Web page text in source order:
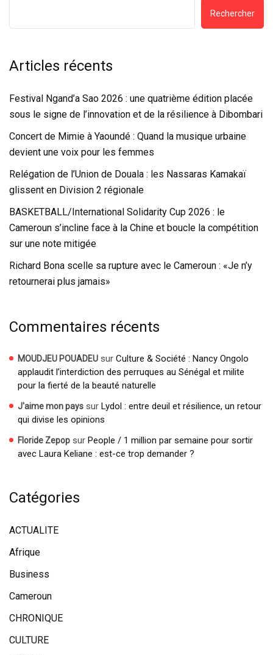
Rechercher
Articles récents
Festival Ngand’a Sao 2026 : une quatrième édition placée
sous le signe de l’innovation et de la résilience à Dibombari
Concert de Mimie à Yaoundé : Quand la musique urbaine
devient une voix pour les femmes
Relégation de l’Union de Douala : les Nassaras Kamakaï
glissent en Division 2 régionale
BASKETBALL/International Solidarity Cup 2026 : le
Cameroun s’incline face à la Chine et boucle la compétition
sur une note mitigée
Richard Bona scelle sa rupture avec le Cameroun : «Je n’y
retournerai plus jamais»
Commentaires récents
MOUDJEU POUADEU sur Culture & Société : Nancy Ongolo
applaudit l’interdiction des perruques au Sénégal et milite
pour la fierté de la beauté naturelle
J'aime mon pays sur Lydol : entre deuil et résilience, un retour
qui divise les opinions
Floride Zepop sur People / 1 million par semaine pour sortir
avec Laura Keliane : est-ce trop demander ?
Catégories
ACTUALITE
Afrique
Business
Cameroun
CHRONIQUE
CULTURE